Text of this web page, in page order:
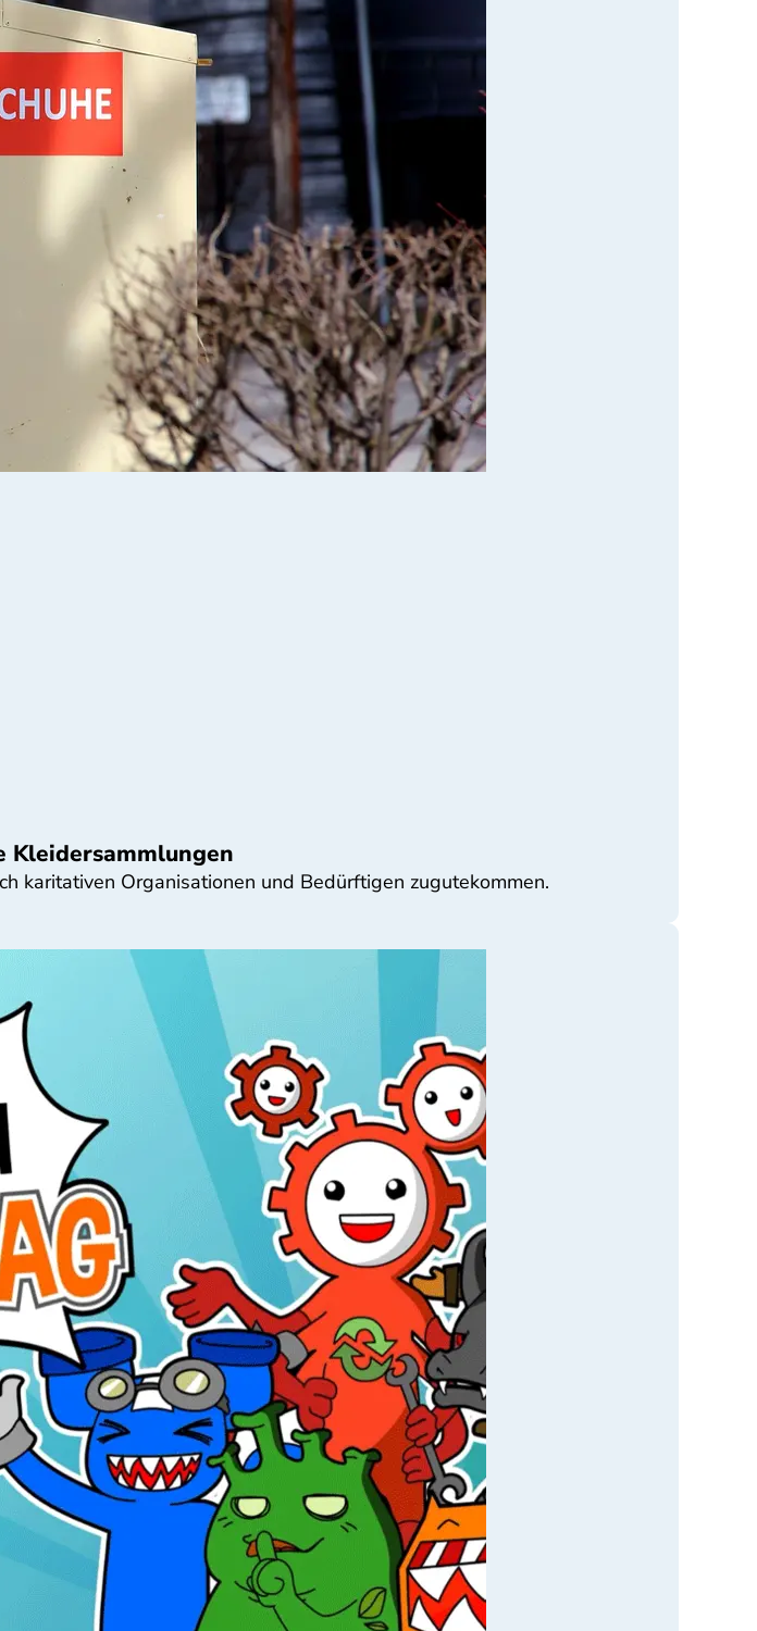
Kleidersammlungen
karitativen Organisationen und Bedürftigen zugutekommen.